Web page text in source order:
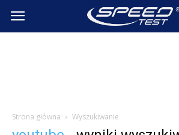
SpeedTest.pl
Strona główna Wyszukiwanie